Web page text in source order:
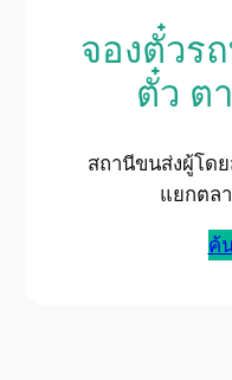
จองตั๋วร
ตั๋ว ต
สถานีขนส่งผู้โด
แยกตล
ค้